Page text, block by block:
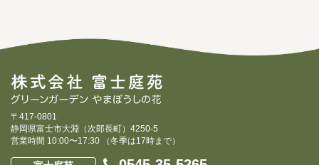
〒417-0801
静岡県富士市大淵（次郎長町）4250-5
営業時間 10:00〜17:30 （冬季は17時まで）